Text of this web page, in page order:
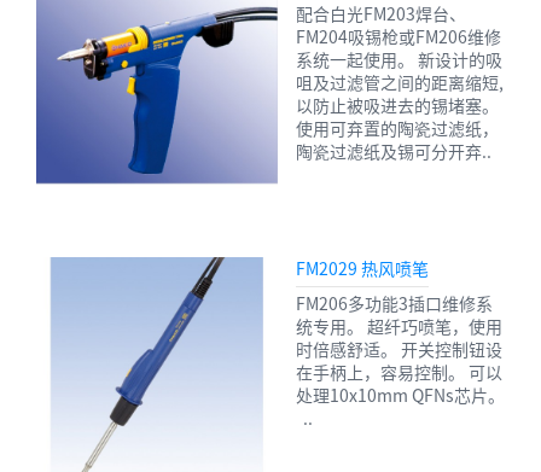
配合白光FM203焊台、
FM204吸锡枪或FM206维修
系统一起使用。 新设计的吸
咀及过滤管之间的距离缩短,
以防止被吸进去的锡堵塞。
使用可弃置的陶瓷过滤纸，
陶瓷过滤纸及锡可分开弃..
FM2029 热风喷笔
FM206多功能3插口维修系
统专用。 超纤巧喷笔，使用
时倍感舒适。 开关控制钮设
在手柄上，容易控制。 可以
处理10x10mm QFNs芯片。
..